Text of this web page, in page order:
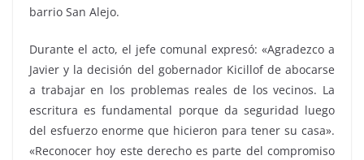
barrio San Alejo.
Durante el acto, el jefe comunal expresó: «Agradezco a
Javier y la decisión del gobernador Kicillof de abocarse
a trabajar en los problemas reales de los vecinos. La
escritura es fundamental porque da seguridad luego
del esfuerzo enorme que hicieron para tener su casa».
«Reconocer hoy este derecho es parte del compromiso